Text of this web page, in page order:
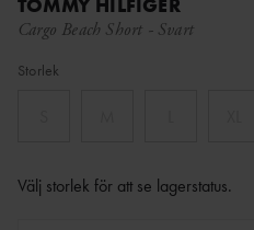
Cargo Beach Short - Svart
Storlek
Välj storlek för att se lagerstatus.